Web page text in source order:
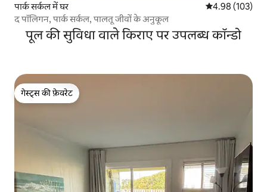
पार्क सर्कल में घर औसत रेटिंग 5 में से
4.98 (103)
द पॉलिगन, पार्क सर्कल, पालतू जीवों के अनुकूल
पूल की सुविधा वाले किराए पर उपलब्ध कॉन्डो
गेस्ट्स की फ़ेवरेट
गेस्ट्स की फ़ेवरेट